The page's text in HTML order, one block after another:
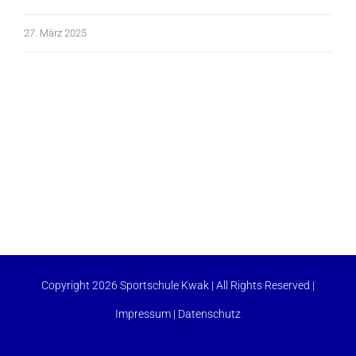
27. März 2025
Copyright 2026 Sportschule Kwak | All Rights Reserved |
Impressum | Datenschutz